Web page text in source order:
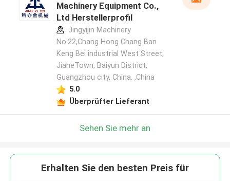
Machinery Equipment Co.,
Ltd Herstellerprofil
Jingyijin Machinery
No.22,Chang Hong Chang Ban
Keng Bei industrial West Street,
JiaheTown, Baiyun District,
Guangzhou city, China. ,China
5.0
Überprüfter Lieferant
Sehen Sie mehr an
Erhalten Sie den besten Preis für